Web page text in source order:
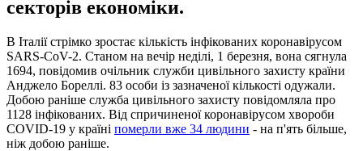
секторів економіки.
В Італії стрімко зростає кількість інфікованих коронавірусом
SARS-CoV-2. Станом на вечір неділі, 1 березня, вона сягнула
1694, повідомив очільник служби цивільного захисту країни
Анджело Бореллі. 83 особи із зазначеної кількості одужали.
Добою раніше служба цивільного захисту повідомляла про
1128 інфікованих. Від спричиненої коронавірусом хвороби
COVID-19 у країні померли вже 34 людини - на п'ять більше,
ніж добою раніше.